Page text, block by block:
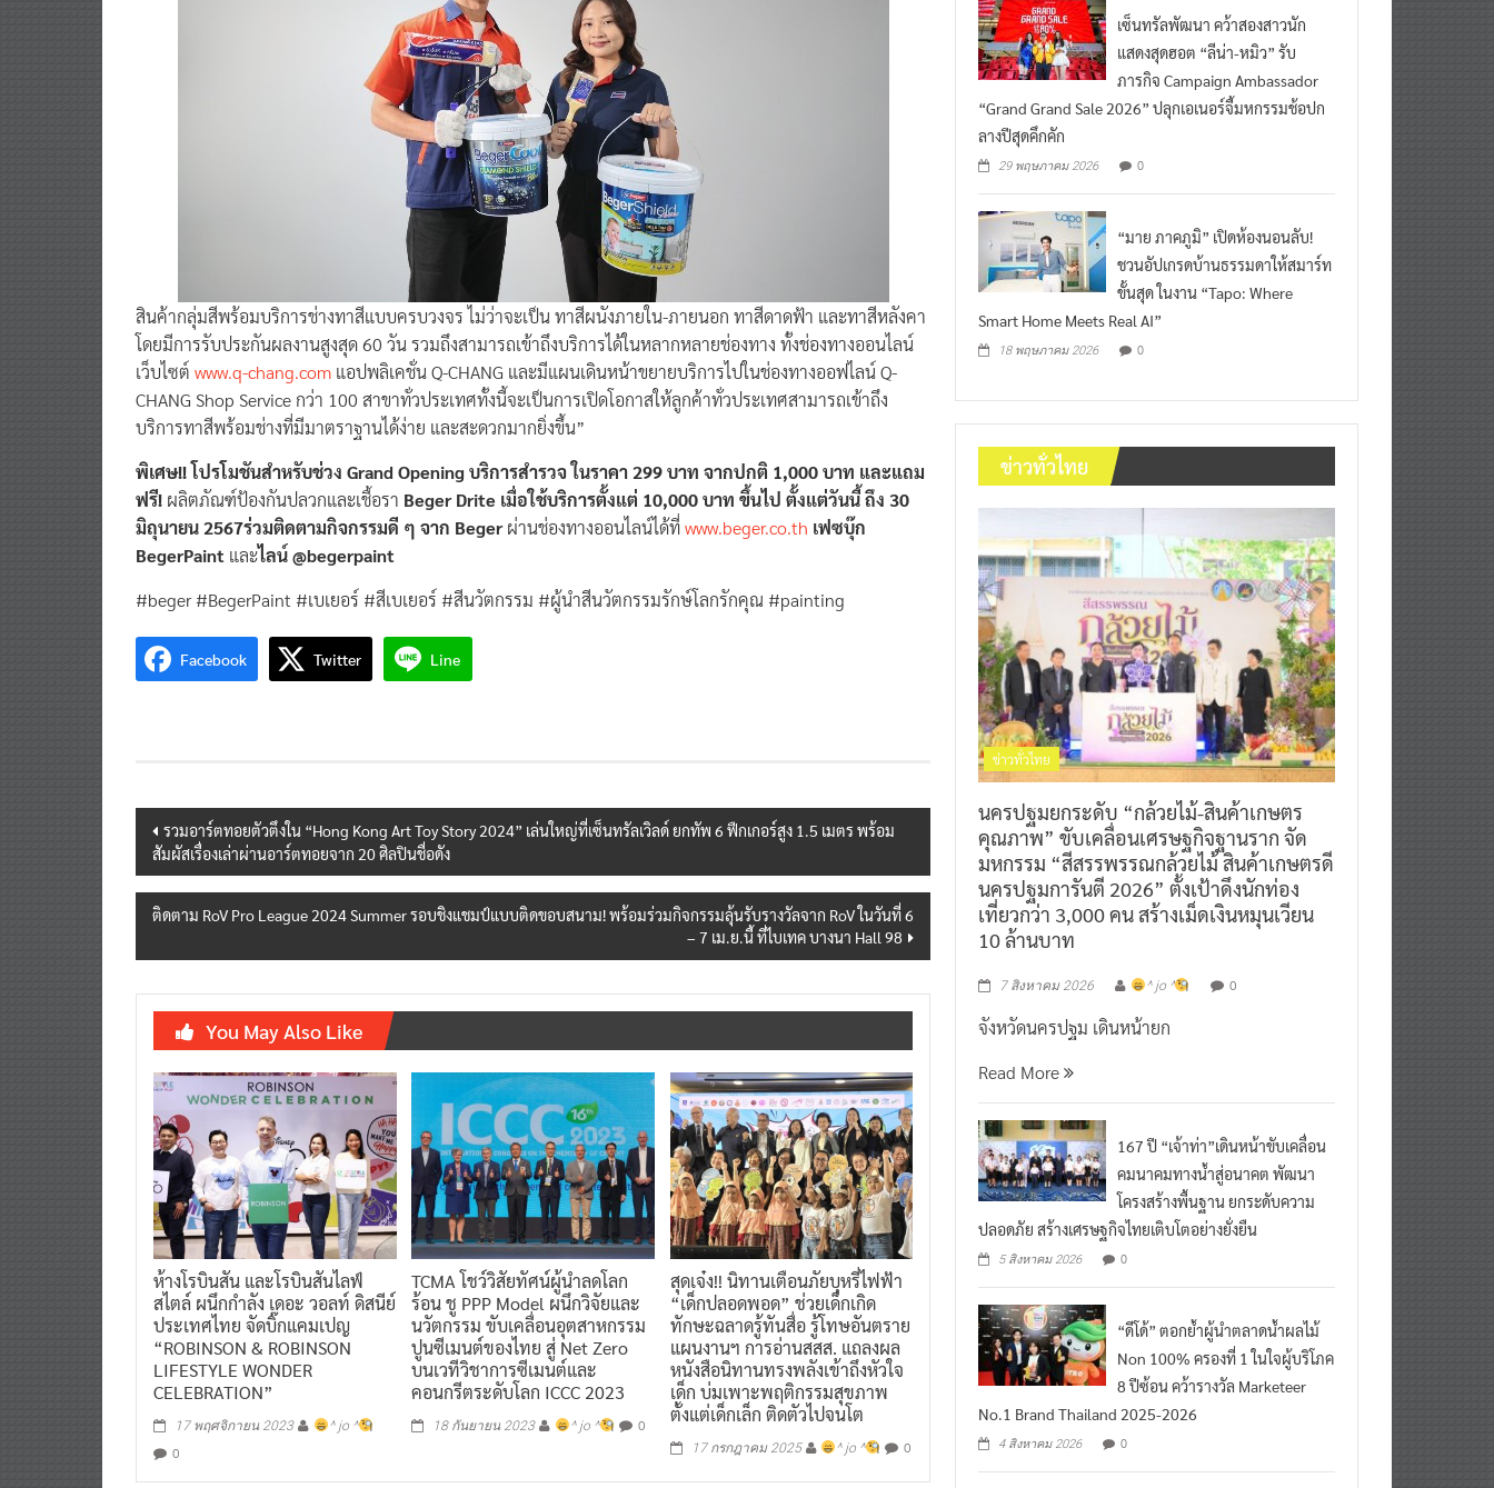
สินค้ากลุ่มสีพร้อมบริการช่างทาสีแบบครบวงจร ไม่ว่าจะเป็น ทาสีผนังภายใน-ภายนอก ทาสีดาดฟ้า และทาสีหลังคา
โดยมีการรับประกันผลงานสูงสุด 60 วัน รวมถึงสามารถเข้าถึงบริการได้ในหลากหลายช่องทาง ทั้งช่องทางออนไลน์
เว็บไซต์ www.q-chang.com แอปพลิเคชั่น Q-CHANG และมีแผนเดินหน้าขยายบริการไปในช่องทางออฟไลน์ Q-
CHANG Shop Service กว่า 100 สาขาทั่วประเทศทั้งนี้จะเป็นการเปิดโอกาสให้ลูกค้าทั่วประเทศสามารถเข้าถึง
บริการทาสีพร้อมช่างที่มีมาตราฐานได้ง่าย และสะดวกมากยิ่งขึ้น”
พิเศษ!! โปรโมชันสำหรับช่วง Grand Opening บริการสำรวจ ในราคา 299 บาท จากปกติ 1,000 บาท และแถม
ฟรี! ผลิตภัณฑ์ป้องกันปลวกและเชื้อรา Beger Drite เมื่อใช้บริการตั้งแต่ 10,000 บาท ขึ้นไป ตั้งแต่วันนี้ ถึง 30
มิถุนายน 2567ร่วมติดตามกิจกรรมดี ๆ จาก Begerผ่านช่องทางออนไลน์ได้ที่www.beger.co.th เฟซบุ๊ก
BegerPaint และไลน์ @begerpaint
#beger #BegerPaint #เบเยอร์ #สีเบเยอร์ #สีนวัตกรรม #ผู้นำสีนวัตกรรมรักษ์โลกรักคุณ #painting
Facebook Twitter Line
Post
navigation
รวมอาร์ตทอยตัวตึงใน “Hong Kong Art Toy Story 2024” เล่นใหญ่ที่เซ็นทรัลเวิลด์ ยกทัพ 6 ฟืกเกอร์สูง 1.5 เมตร พร้อม
สัมผัสเรื่องเล่าผ่านอาร์ตทอยจาก 20 ศิลปินชื่อดัง
ติดตาม RoV Pro League 2024 Summer รอบชิงแชมป์แบบติดขอบสนาม! พร้อมร่วมกิจกรรมลุ้นรับรางวัลจาก RoV ในวันที่ 6
– 7 เม.ย.นี้ ที่ไบเทค บางนา Hall 98
You May Also Like
ห้างโรบินสัน และโรบินสันไลฟ์
สไตล์ ผนึกกำลัง เดอะ วอลท์ ดิสนีย์
ประเทศไทย จัดบิ๊กแคมเปญ
“ROBINSON & ROBINSON
LIFESTYLE WONDER
CELEBRATION”
17 พฤศจิกายน 2023 ^ jo ^
0
TCMA โชว์วิสัยทัศน์ผู้นำลดโลก
ร้อน ชู PPP Model ผนึกวิจัยและ
นวัตกรรม ขับเคลื่อนอุตสาหกรรม
ปูนซีเมนต์ของไทย สู่ Net Zero
บนเวทีวิชาการซีเมนต์และ
คอนกรีตระดับโลก ICCC 2023
18 กันยายน 2023 ^ jo ^ 0
สุดเจ๋ง!! นิทานเตือนภัยบุหรี่ไฟฟ้า
“เด็กปลอดพอด” ช่วยเด็กเกิด
ทักษะฉลาดรู้ทันสื่อ รู้โทษอันตราย
แผนงานฯ การอ่านสสส. แถลงผล
หนังสือนิทานทรงพลังเข้าถึงหัวใจ
เด็ก บ่มเพาะพฤติกรรมสุขภาพ
ตั้งแต่เด็กเล็ก ติดตัวไปจนโต
17 กรกฎาคม 2025 ^ jo ^ 0
เซ็นทรัลพัฒนา คว้าสองสาวนัก
แสดงสุดฮอต “ลีน่า-หมิว” รับ
ภารกิจ Campaign Ambassador
“Grand Grand Sale 2026” ปลุกเอเนอร์จี้มหกรรมช้อปก
ลางปีสุดคึกคัก
29 พฤษภาคม 2026 0
“มาย ภาคภูมิ” เปิดห้องนอนลับ!
ชวนอัปเกรดบ้านธรรมดาให้สมาร์ท
ขั้นสุด ในงาน “Tapo: Where
Smart Home Meets Real AI”
18 พฤษภาคม 2026 0
ข่าวทั่วไทย
ข่าวทั่วไทย
นครปฐมยกระดับ “กล้วยไม้-สินค้าเกษตร
คุณภาพ” ขับเคลื่อนเศรษฐกิจฐานราก จัด
มหกรรม “สีสรรพรรณกล้วยไม้ สินค้าเกษตรดี
นครปฐมการันตี 2026” ตั้งเป้าดึงนักท่อง
เที่ยวกว่า 3,000 คน สร้างเม็ดเงินหมุนเวียน
10 ล้านบาท
7 สิงหาคม 2026 ^ jo ^ 0
จังหวัดนครปฐม เดินหน้ายก
Read More
167 ปี “เจ้าท่า”เดินหน้าขับเคลื่อน
คมนาคมทางน้ำสู่อนาคต พัฒนา
โครงสร้างพื้นฐาน ยกระดับความ
ปลอดภัย สร้างเศรษฐกิจไทยเติบโตอย่างยั่งยืน
5 สิงหาคม 2026 0
“ดีโด้” ตอกย้ำผู้นำตลาดน้ำผลไม้
Non 100% ครองที่ 1 ในใจผู้บริโภค
8 ปีซ้อน คว้ารางวัล Marketeer
No.1 Brand Thailand 2025-2026
4 สิงหาคม 2026 0